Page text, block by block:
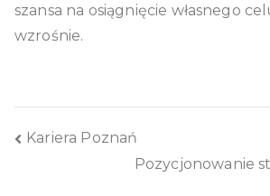
szansa na osiągnięcie własnego
wzrośnie.
Nawigacja
Kariera Poznań
Pozycjonowanie